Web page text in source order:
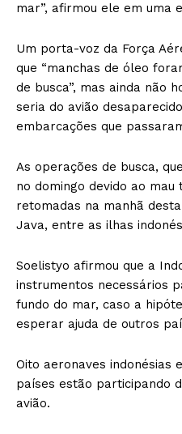
mar”, afirmou ele em uma
Um porta-voz da Força
que “manchas de óleo
de busca”, mas ainda não
seria do avião
embarcações que
As operações de busca,
no domingo devido ao
retomadas na manhã
Java, entre as ilhas
Soelistyo afirmou que a
instrumentos necessários
fundo do mar, caso a
esperar ajuda de outros
Oito aeronaves indonésias
países estão participando
avião.